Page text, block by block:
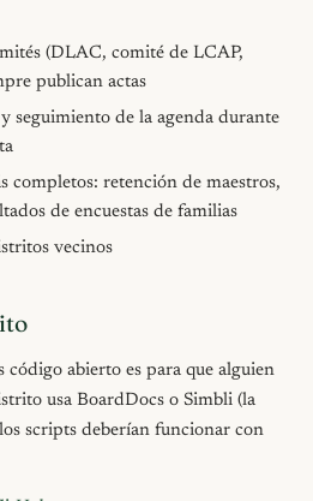
(DLAC, comité de LCAP,
publican actas
seguimiento de la agenda durante
completos: retención de maestros,
de encuestas de familias
vecinos
código abierto es para que alguien
usa BoardDocs o Simbli (la
scripts deberían funcionar con